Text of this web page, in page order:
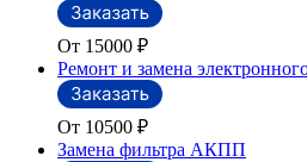
От 15000 ₽
Ремонт и замена
От 10500 ₽
Замена фильтра АКПП